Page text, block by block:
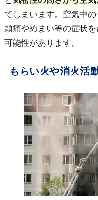
てしまいます。空気中
頭痛やめまい等の症状
可能性があります。
もらい火や消火活